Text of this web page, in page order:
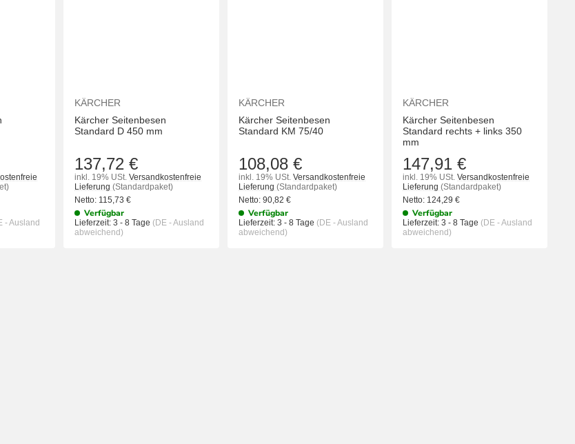
- Ausland
KÄRCHER
Kärcher Seitenbesen
Standard D 450 mm
137,72 €
inkl. 19% USt. Versandkostenfreie
Lieferung (Standardpaket)
Netto: 115,73 €
Verfügbar
Lieferzeit: 3 - 8 Tage (DE - Ausland
abweichend)
KÄRCHER
Kärcher Seitenbesen
Standard KM 75/40
108,08 €
inkl. 19% USt. Versandkostenfreie
Lieferung (Standardpaket)
Netto: 90,82 €
Verfügbar
Lieferzeit: 3 - 8 Tage (DE - Ausland
abweichend)
KÄRCHER
Kärcher Seitenbesen
Standard rechts + links 350
mm
147,91 €
inkl. 19% USt. Versandkostenfreie
Lieferung (Standardpaket)
Netto: 124,29 €
Verfügbar
Lieferzeit: 3 - 8 Tage (DE - Ausland
abweichend)